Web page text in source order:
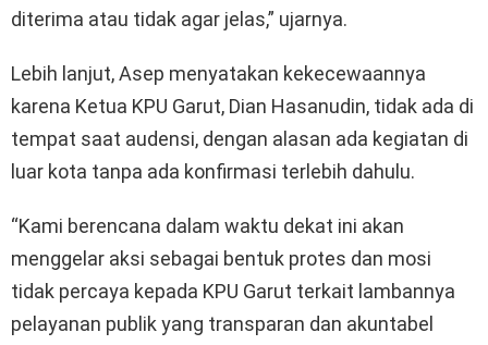
diterima atau tidak agar jelas,” ujarnya.
Lebih lanjut, Asep menyatakan kekecewaannya
karena Ketua KPU Garut, Dian Hasanudin, tidak ada di
tempat saat audensi, dengan alasan ada kegiatan di
luar kota tanpa ada konfirmasi terlebih dahulu.
“Kami berencana dalam waktu dekat ini akan
menggelar aksi sebagai bentuk protes dan mosi
tidak percaya kepada KPU Garut terkait lambannya
pelayanan publik yang transparan dan akuntabel